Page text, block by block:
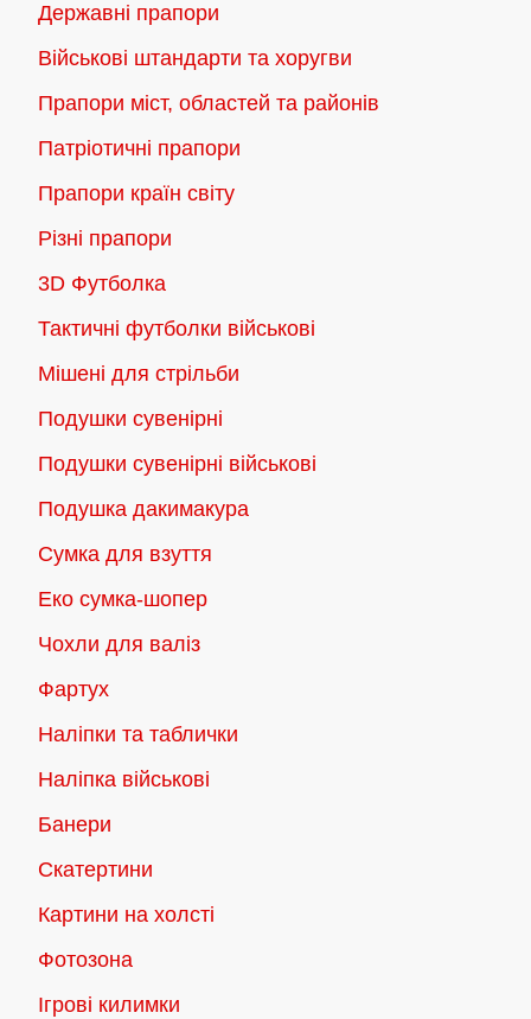
вибрати
на
товару
Державні прапори
Військові штандарти та хоругви
Прапори міст, областей та районів
Патріотичні прапори
Прапори країн світу
Різні прапори
3D Футболка
Тактичні футболки військові
Мішені для стрільби
Подушки сувенірні
Подушки сувенірні військові
Подушка дакимакура
Сумка для взуття
Еко сумка-шопер
Чохли для валіз
Фартух
Наліпки та таблички
Наліпка військові
Банери
Скатертини
Картини на холсті
Фотозона
Ігрові килимки